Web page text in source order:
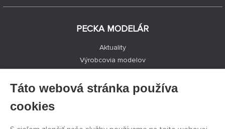
PECKA MODELÁR
Aktuality
Výrobcovia modelov
Kontakty
Táto webová stránka používa
cookies